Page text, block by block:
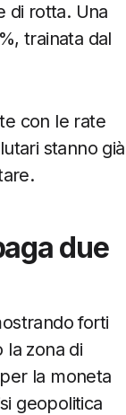
di rotta. Una
trainata dal
con le rate
stanno già
due
forti
la zona di
la moneta
geopolitica